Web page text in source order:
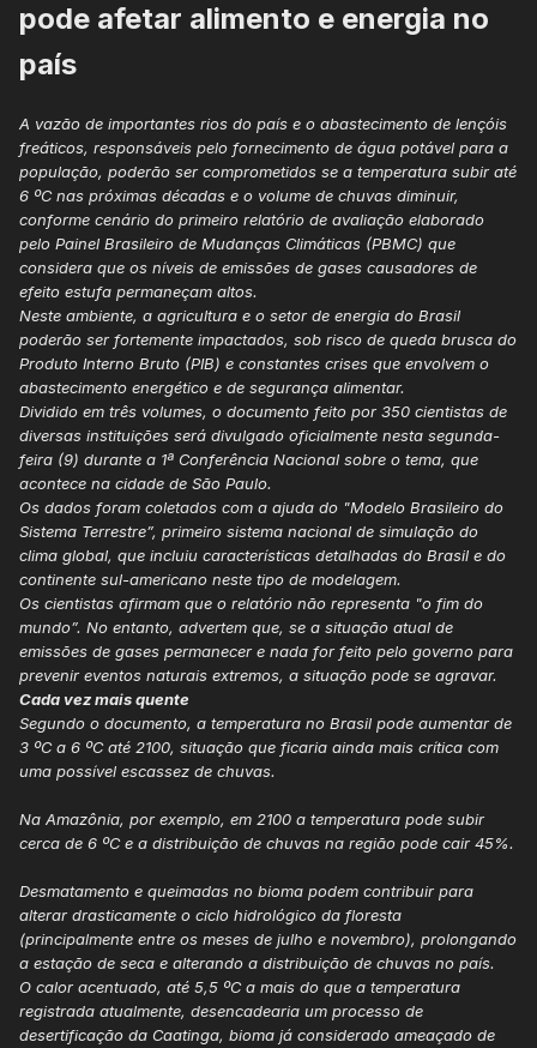
pode afetar alimento e energia no
país
A vazão de importantes rios do país e o abastecimento de lençóis
freáticos, responsáveis pelo fornecimento de água potável para a
população, poderão ser comprometidos se a temperatura subir até
6 ºC nas próximas décadas e o volume de chuvas diminuir,
conforme cenário do primeiro relatório de avaliação elaborado
pelo Painel Brasileiro de Mudanças Climáticas (PBMC) que
considera que os níveis de emissões de gases causadores de
efeito estufa permaneçam altos.
Neste ambiente, a agricultura e o setor de energia do Brasil
poderão ser fortemente impactados, sob risco de queda brusca do
Produto Interno Bruto (PIB) e constantes crises que envolvem o
abastecimento energético e de segurança alimentar.
Dividido em três volumes, o documento feito por 350 cientistas de
diversas instituições será divulgado oficialmente nesta segunda-
feira (9) durante a 1ª Conferência Nacional sobre o tema, que
acontece na cidade de São Paulo.
Os dados foram coletados com a ajuda do "Modelo Brasileiro do
Sistema Terrestre”, primeiro sistema nacional de simulação do
clima global, que incluiu características detalhadas do Brasil e do
continente sul-americano neste tipo de modelagem.
Os cientistas afirmam que o relatório não representa "o fim do
mundo”. No entanto, advertem que, se a situação atual de
emissões de gases permanecer e nada for feito pelo governo para
prevenir eventos naturais extremos, a situação pode se agravar.
Cada vez mais quente
Segundo o documento, a temperatura no Brasil pode aumentar de
3 ºC a 6 ºC até 2100, situação que ficaria ainda mais crítica com
uma possível escassez de chuvas.
Na Amazônia, por exemplo, em 2100 a temperatura pode subir
cerca de 6 ºC e a distribuição de chuvas na região pode cair 45%.
Desmatamento e queimadas no bioma podem contribuir para
alterar drasticamente o ciclo hidrológico da floresta
(principalmente entre os meses de julho e novembro), prolongando
a estação de seca e alterando a distribuição de chuvas no país.
O calor acentuado, até 5,5 ºC a mais do que a temperatura
registrada atualmente, desencadearia um processo de
desertificação da Caatinga, bioma já considerado ameaçado de